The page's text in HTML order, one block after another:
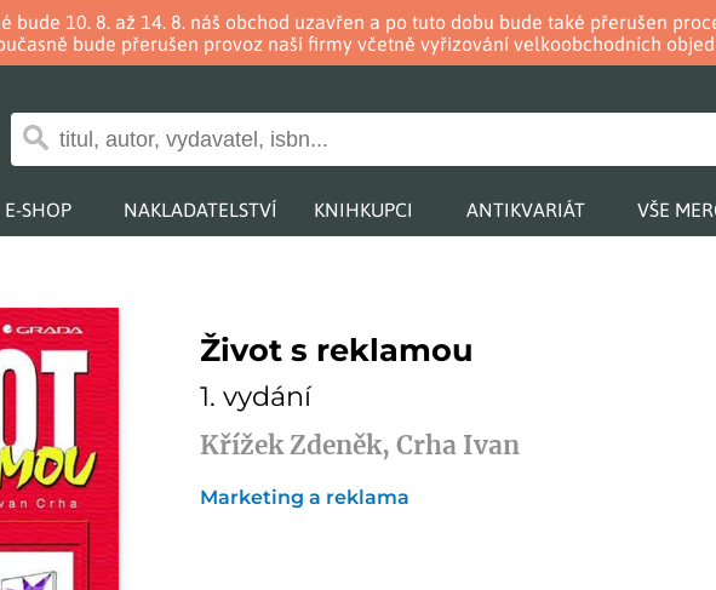
bude 10. 8. až 14. 8. náš obchod uzavřen a po tuto dobu bude také přerušen
bude přerušen provoz naší firmy včetně vyřizování velkoobchodních
E-SHOP NAKLADATELSTVÍ KNIHKUPCI ANTIKVARIÁT VŠE
Život s reklamou
1. vydání
Křížek Zdeněk, Crha Ivan
Marketing a reklama